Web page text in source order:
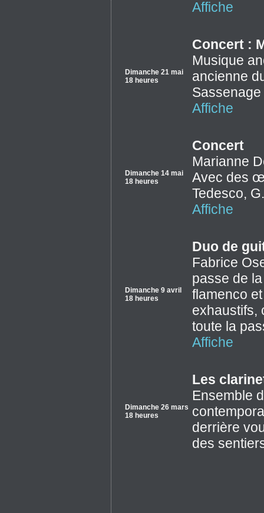
Affiche
Dimanche 21 mai
18 heures
Concert :
Musique
ancienne
Affiche
Dimanche 14 mai
18 heures
Concert
Marianne
Avec des
Tedesco,
Affiche
Dimanche 9 avril
18 heures
Duo de
Fabrice
passe de
flamenco
exhaustifs,
toute la
Affiche
Dimanche 26 mars
18 heures
Les
Ensemble
derrière
des